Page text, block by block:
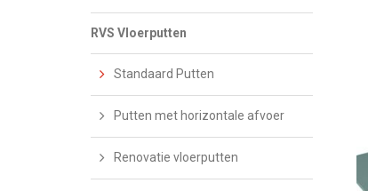
RVS Vloerputten
Standaard Putten
Putten met horizontale afvoer
Renovatie vloerputten